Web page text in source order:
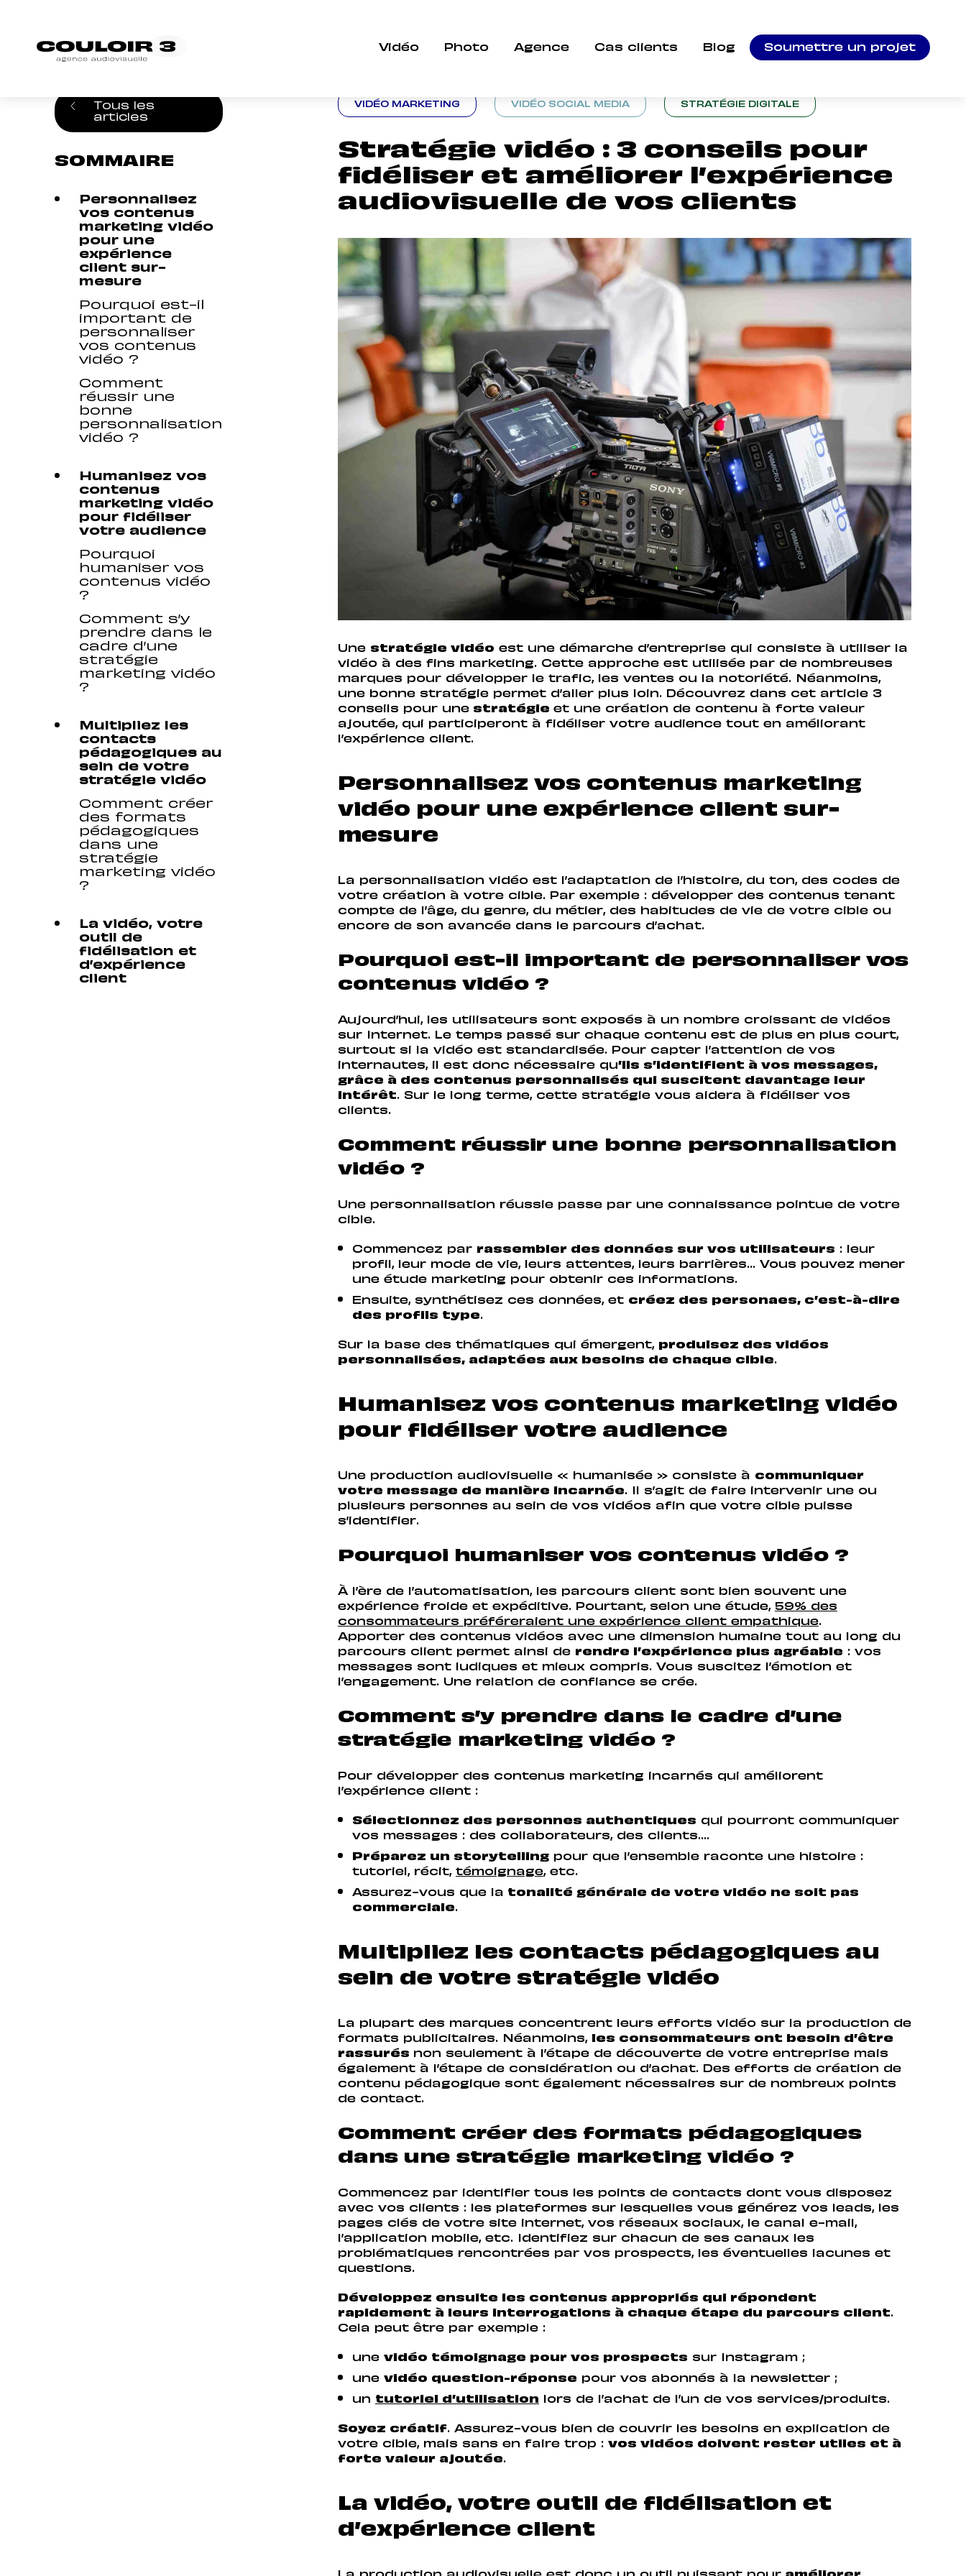
Vidéo Photo Agence Cas clients Blog Soumettre un projet
Stratégie vidéo : 3 conseils pour fidéliser et améliorer l’expérience audiovisuelle de vos clients
VIDÉO MARKETING VIDÉO SOCIAL MEDIA STRATÉGIE DIGITALE
Stratégie vidéo : 3 conseils pour
fidéliser et améliorer l’expérience
audiovisuelle de vos clients
Une stratégie vidéo est une démarche d’entreprise qui consiste à utiliser la
vidéo à des fins marketing. Cette approche est utilisée par de nombreuses
marques pour développer le trafic, les ventes ou la notoriété. Néanmoins,
une bonne stratégie permet d’aller plus loin. Découvrez dans cet article 3
conseils pour unestratégie et une création de contenu à forte valeur
ajoutée, qui participeront à fidéliser votre audience tout en améliorant
l’expérience client.
Personnalisez vos contenus marketing
vidéo pour une expérience client sur-
mesure
La personnalisation vidéo est l’adaptation de l’histoire, du ton, des codes de
votre création à votre cible. Par exemple : développer des contenus tenant
compte de l’âge, du genre, du métier, des habitudes de vie de votre cible ou
encore de son avancée dans le parcours d’achat.
Pourquoi est-il important de personnaliser vos
contenus vidéo ?
Aujourd’hui, les utilisateurs sont exposés à un nombre croissant de vidéos
sur Internet. Le temps passé sur chaque contenu est de plus en plus court,
surtout si la vidéo est standardisée. Pour capter l’attention de vos
internautes, il est donc nécessaire qu ’ils s’identifient à vos messages,
grâce à des contenus personnalisés qui suscitent davantage leur
intérêt. Sur le long terme, cette stratégie vous aidera à fidéliser vos
clients.
Comment réussir une bonne personnalisation
vidéo ?
Une personnalisation réussie passe par une connaissance pointue de votre
cible.
Commencez par rassembler des données sur vos utilisateurs : leur
profil, leur mode de vie, leurs attentes, leurs barrières… Vous pouvez mener
une étude marketing pour obtenir ces informations.
Ensuite, synthétisez ces données, et créez des personaes, c’est-à-dire
des profils type.
Sur la base des thématiques qui émergent,
produisez des vidéos
personnalisées, adaptées aux besoins de chaque cible.
Humanisez vos contenus marketing vidéo
pour fidéliser votre audience
Une production audiovisuelle « humanisée » consiste à communiquer
votre message de manière incarnée. Il s’agit de faire intervenir une ou
plusieurs personnes au sein de vos vidéos afin que votre cible puisse
s’identifier.
Pourquoi humaniser vos contenus vidéo ?
À l’ère de l’automatisation, les parcours client sont bien souvent une
expérience froide et expéditive. Pourtant, selon une étude, 59% des
consommateurs préféreraient une expérience client empathique.
Apporter des contenus vidéos avec une dimension humaine tout au long du
parcours client permet ainsi de
rendre l’expérience plus agréable : vos
messages sont ludiques et mieux compris. Vous suscitez l’émotion et
l’engagement. Une relation de confiance se crée.
Comment s’y prendre dans le cadre d’une
stratégie marketing vidéo ?
Pour développer des contenus marketing incarnés qui améliorent
l’expérience client :
Sélectionnez des personnes authentiques qui pourront communiquer
vos messages : des collaborateurs, des clients….
Préparez un storytellingpour que l’ensemble raconte une histoire :
tutoriel, récit, témoignage, etc.
Assurez-vous que la tonalité générale de votre vidéo ne soit pas
commerciale.
Multipliez les contacts pédagogiques au
sein de votre stratégie vidéo
La plupart des marques concentrent leurs efforts vidéo sur la production de
formats publicitaires. Néanmoins,
les consommateurs ont besoin d’être
rassurés
non seulement à l’étape de découverte de votre entreprise mais
également à l’étape de considération ou d’achat. Des efforts de création de
contenu pédagogique sont également nécessaires sur de nombreux points
de contact.
Comment créer des formats pédagogiques
dans une stratégie marketing vidéo ?
Commencez par identifier tous les points de contacts dont vous disposez
avec vos clients : les plateformes sur lesquelles vous générez vos leads, les
pages clés de votre site internet, vos réseaux sociaux, le canal e-mail,
l’application mobile, etc. Identifiez sur chacun de ses canaux les
problématiques rencontrées par vos prospects, les éventuelles lacunes et
questions.
Développez ensuite les contenus appropriés qui répondent
rapidement à leurs interrogations à chaque étape du parcours client.
Cela peut être par exemple :
une vidéo témoignage pour vos prospects sur Instagram ;
une vidéo question-réponse pour vos abonnés à la newsletter ;
un tutoriel d’utilisation lors de l’achat de l’un de vos services/produits.
Soyez créatif. Assurez-vous bien de couvrir les besoins en explication de
votre cible, mais sans en faire trop : vos vidéos doivent rester utiles et à
forte valeur ajoutée.
La vidéo, votre outil de fidélisation et
d’expérience client
Tous les
articles
SOMMAIRE
Personnalisez
vos contenus
marketing vidéo
pour une
expérience
client sur-
mesure
Pourquoi est-il
important de
personnaliser
vos contenus
vidéo ?
Comment
réussir une
bonne
personnalisation
vidéo ?
Humanisez vos
contenus
marketing vidéo
pour fidéliser
votre audience
Pourquoi
humaniser vos
contenus vidéo
?
Comment s’y
prendre dans le
cadre d’une
stratégie
marketing vidéo
?
Multipliez les
contacts
pédagogiques au
sein de votre
stratégie vidéo
Comment créer
des formats
pédagogiques
dans une
stratégie
marketing vidéo
?
La vidéo, votre
outil de
fidélisation et
d’expérience
client